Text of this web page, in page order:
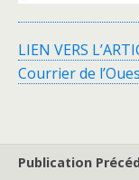
LIEN VERS
Courrier de
Publication